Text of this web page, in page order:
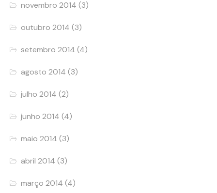
novembro 2014 (3)
outubro 2014 (3)
setembro 2014 (4)
agosto 2014 (3)
julho 2014 (2)
junho 2014 (4)
maio 2014 (3)
abril 2014 (3)
março 2014 (4)